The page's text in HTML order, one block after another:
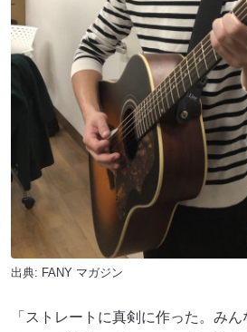
出典: FANY マガジン
「ストレートに真剣に作った。み